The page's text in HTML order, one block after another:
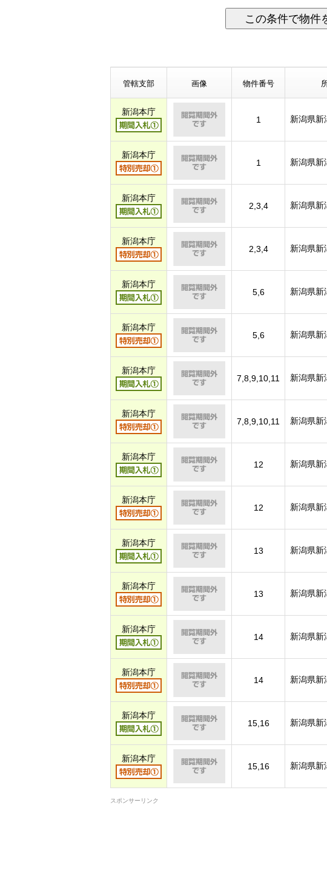
この条件で物件
管轄支部 画像 物件番号
新潟本庁
1
新潟県新
新潟本庁
1
新潟県新
新潟本庁
2,3,4
新潟県新
新潟本庁
2,3,4
新潟県新
新潟本庁
5,6
新潟県新
新潟本庁
5,6
新潟県新
新潟本庁
7,8,9,10,11
新潟県新
新潟本庁
7,8,9,10,11
新潟県新
新潟本庁
12
新潟県新
新潟本庁
12
新潟県新
新潟本庁
13
新潟県新
新潟本庁
13
新潟県新
新潟本庁
14
新潟県新
新潟本庁
14
新潟県新
新潟本庁
15,16
新潟県新
新潟本庁
15,16
新潟県新
スポンサーリンク